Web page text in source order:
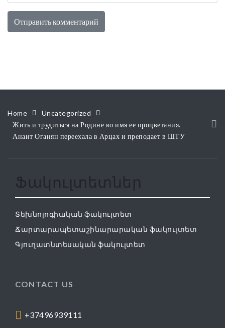
Home
Uncategorized
Жить и трудиться на Родине во имя ее процветания.
Анаит Оганян переехала в Арцах и преподает в ШТУ
Ֆակուլտետներ
Տեխնոլոգիական ֆակուլտետ
Ճարտարապետաշինարարական ֆակուլտետ
Գյուղատնտեսական ֆակուլտետ
CONTACT US
+37496939111